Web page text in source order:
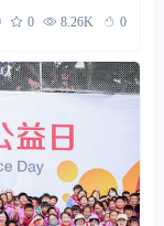
0 8.26K 0